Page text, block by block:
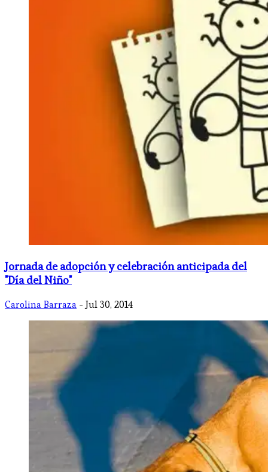
Jornada de adopción y celebración anticipada del
"Día del Niño"
Carolina Barraza - Jul 30, 2014